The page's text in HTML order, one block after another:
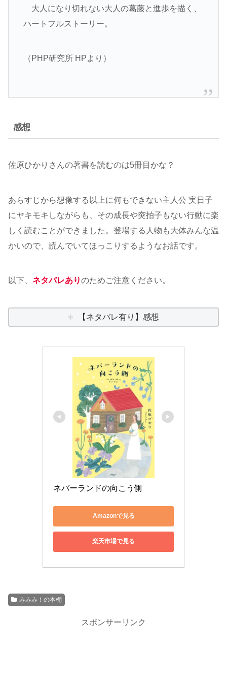
大人になり切れない大人の葛藤と進歩を描く、
ハートフルストーリー。
（PHP研究所 HPより）
感想
佐原ひかりさんの著書を読むのは5冊目かな？
あらすじから想像する以上に何もできない主人公 実日子
にヤキモキしながらも、その成長や突拍子もない行動に楽
しく読むことができました。登場する人物も大体みんな温
かいので、読んでいてほっこりするようなお話です。
以下、 ネタバレありのためご注意ください。
【ネタバレ有り】感想
ネバーランドの向こう側
Amazonで見る
楽天市場で見る
みみみ！の本棚
スポンサーリンク